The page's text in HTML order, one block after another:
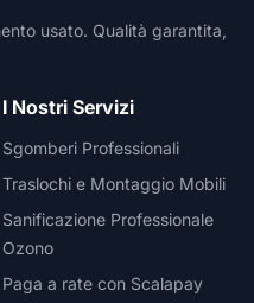
usato. Qualità garantita,
I Nostri Servizi
Sgomberi Professionali
Traslochi e Montaggio Mobili
Sanificazione Professionale
Ozono
Paga a rate con Scalapay